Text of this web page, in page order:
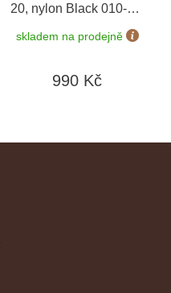
20, nylon Black 010-
skladem na prodejně
990 Kč